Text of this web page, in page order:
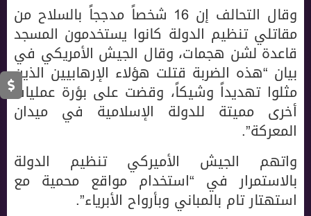
وقال التحالف إن 16 شخصاً مدججاً بالسلاح من
مقاتلي تنظيم الدولة كانوا يستخدمون المسجد
قاعدة لشن هجمات، وقال الجيش الأمريكي في
بيان “هذه الضربة قتلت هؤلاء الإرهابيين الذين
مثلوا تهديداً وشيكاً، وقضت على بؤرة عمليات
أخرى مميتة للدولة الإسلامية في ميدان
المعركة”.
واتهم الجيش الأميركي تنظيم الدولة
بالاستمرار في “استخدام مواقع محمية مع
استهتار تام بالمباني وبأرواح الأبرياء”.